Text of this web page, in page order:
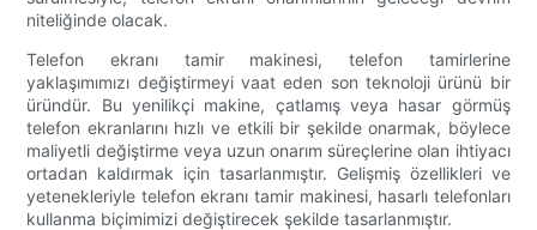
niteliğinde olacak.
Telefon ekranı tamir makinesi, telefon tamirlerine
yaklaşımımızı değiştirmeyi vaat eden son teknoloji ürünü bir
üründür. Bu yenilikçi makine, çatlamış veya hasar görmüş
telefon ekranlarını hızlı ve etkili bir şekilde onarmak, böylece
maliyetli değiştirme veya uzun onarım süreçlerine olan ihtiyacı
ortadan kaldırmak için tasarlanmıştır. Gelişmiş özellikleri ve
yetenekleriyle telefon ekranı tamir makinesi, hasarlı telefonları
kullanma biçimimizi değiştirecek şekilde tasarlanmıştır.